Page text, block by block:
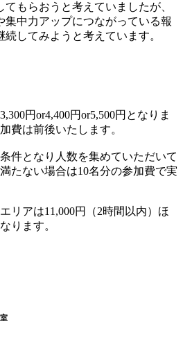
もらおうと考えていましたが、
集中力アップにつながっている報
してみようと考えています。
円or4,400円or5,500円となりま
費は前後いたします。
件となり人数を集めていただいて
たない場合は10名分の参加費で実
リアは11,000円（2時間以内）ほ
ります。